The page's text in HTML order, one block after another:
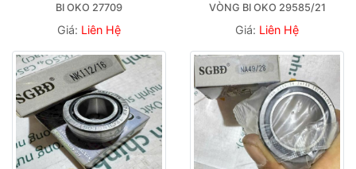
BI OKO 27709
Giá: Liên Hệ
VÒNG BI OKO 29585/21
Giá: Liên Hệ